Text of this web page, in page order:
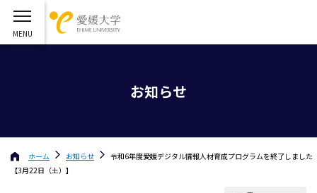
お知らせ
ホーム お知らせ
令和6年度愛媛デジタル情報人材育成プログラムを終了しました
【3月22日（土）】